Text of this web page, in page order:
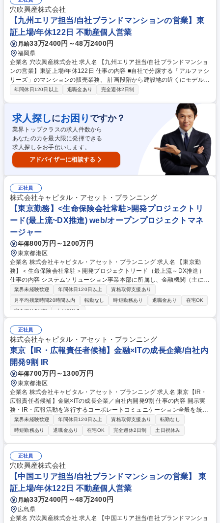
ンサルティングなどの上流工程から開発まで一気通貫したサービスを提供
できていることに加え、金融業界の専門知識を持った社員が多く、お客様
からの高評価が、長期的な直取引に繋がっています。 募集職種 福岡【P
M】生成AIなど最新技術を活用/金融システムDX推進!/プライム案件90%以
上
穴吹興産株式会社
【九州エリア担当/自社ブランドマンションの営業】東
証上場/年休122日 不動産個人営業
月給33万2400円～48万2400円
福岡県
企業名 穴吹興産株式会社 求人名 【九州エリア担当/自社ブランドマンショ
ンの営業】東証上場/年休122日 仕事の内容 ■自社で分譲する「アルファシ
リーズ」のマンションの販売業務。 計画段階から建設地の近くにモデルル
ームを常設し、現地での集客（ポスティング等）から、来場者への接客・
ムに来場されたお客様に対して、物件の特徴や魅力をお伝えして購入につ
なげる仕事です。 ◎標準的には一棟50～100戸の物件を、5～8名のチー
ムで半年～1年をかけて販売します。 ◎営業スタイルやローン・契約等の
専門知識を身に付けた後、早い機会にチームリーダーとしての活躍を期待
しています。 募集職種 【九州エリア担当/自社ブランドマンションの営
業】東証上場/年休122日
年間休日120日以上 退職金あり 完全週休2日制
求人探しにお困り ですか？
業界トップクラスの求人件数から
あなたの力を最大限に発揮できる
求人探しをお手伝いします。
アドバイザーに相談する
正社員
株式会社キャピタル・アセット・プランニング
【東京勤務】<生命保険会社常駐>開発プロジェクトリ
ード(最上流~DX推進) web/オープンプロジェクトマネ
ージャー
年俸800万円～1200万円
東京都港区
企業名 株式会社キャピタル・アセット・プランニング 求人名 【東京勤
務】＜生命保険会社常駐＞開発プロジェクトリード（最上流～DX推進）
仕事の内容 システムソリューション事業本部に所属し、金融機関（主に生
命保険会社）に対してビジネス提案、事業計画立案、プロジェクト推進、
DX推進を担当いただきます。 【具体的な業務内容】 ■クライアントの課
題抽出と事業計画立案・システム化構想 ■プロジェクトのリード・推進 ■
と調整 ■クライアント先へのシステム化提案活動 募集職種 【東京勤務】
＜生命保険会社常駐＞開発プロジェクトリード（最上流～DX推進）
業界未経験歓迎 年間休日120日以上
資格取得支援あり
月平均残業時間20時間以内
転勤なし 時短勤務あり 退職金あり
在宅OK
完全週休2日制
土日祝休み
正社員
株式会社キャピタル・アセット・プランニング
東京【IR・広報責任者候補】金融×ITの成長企業/自社内
開発9割 IR
年俸700万円～1300万円
東京都港区
企業名 株式会社キャピタル・アセット・プランニング 求人名 東京【IR・
広報責任者候補】金融×ITの成長企業／自社内開発9割 仕事の内容 開示実
務・IR・広報活動を遂行するコーポレートコミュニケーション全般を統括
する責任者候補として、以下業務をお任せいたします。 将来の幹部候補に
なっていただけることを期待しております。 ■適時開示資料のドラフト作
成/TDnetによる開示業務/関係各所との調整 ■決算短信/決算説明会資料/事
業報告書/英文IR資料/想定Q&Aドラフトの作成 ■機関投資家・個人投資家
向け説明会運営・登壇/One on Oneミーティング設営 ■中期経営計画の立
案・策定/社長特命プロジェクトのサポート/取締役会等での報告 ■プレス
リリース作成/メディアとのリレーション/広告/PR動画制作/社内報企画発
行 ■ウェブサイト/SNS運営・管理 募集職種 東京【IR・広報責任者候補】
金融×ITの成長企業／自社内開発9割
業界未経験歓迎 年間休日120日以上 資格取得支援あり
転勤なし
時短勤務あり
退職金あり 在宅OK 完全週休2日制 土日祝休み
正社員
穴吹興産株式会社
【中国エリア担当/自社ブランドマンションの営業】 東
証上場/年休122日 不動産個人営業
月給33万2400円～48万2400円
広島県
企業名 穴吹興産株式会社 求人名 【中国エリア担当/自社ブランドマンショ